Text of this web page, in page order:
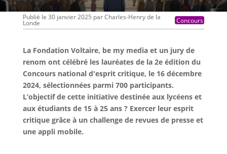
Publié le 30 janvier 2025 parCharles-Henry de la
Londe Concours
La Fondation Voltaire, be my media et un jury de
renom ont célébré les lauréates de la 2e édition du
Concours national d'esprit critique, le 16 décembre
2024, sélectionnées parmi 700 participants.
L’objectif de cette initiative destinée aux lycéens et
aux étudiants de 15 à 25 ans ? Exercer leur esprit
critique grâce à un challenge de revues de presse et
une appli mobile.